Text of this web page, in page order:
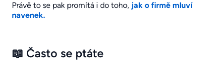
Právě to se pak promítá i do toho, jak o firmě mluví
navenek.
📖 Často se ptáte